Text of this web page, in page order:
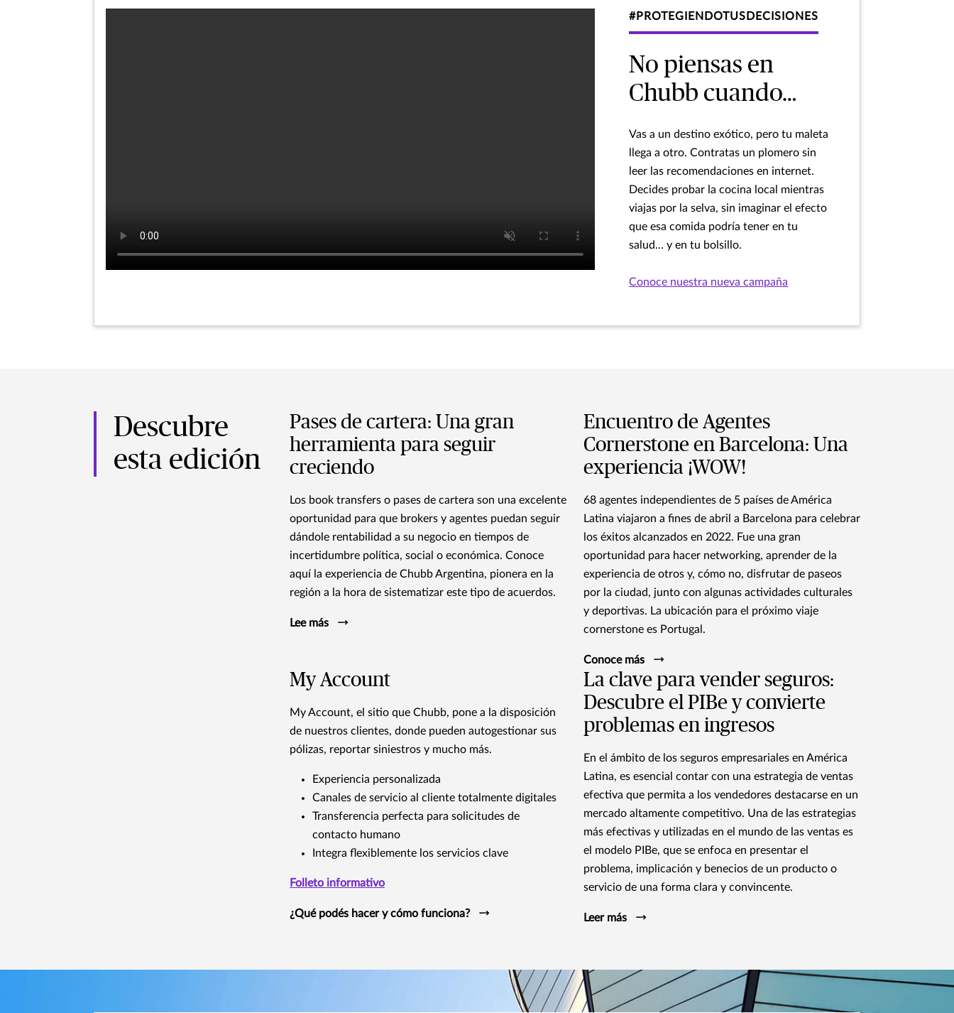
#PROTEGIENDOTUSDECISIONES
No piensas en
Chubb cuando…
Vas a un destino exótico, pero tu maleta
llega a otro. Contratas un plomero sin
leer las recomendaciones en internet.
Decides probar la cocina local mientras
viajas por la selva, sin imaginar el efecto
que esa comida podría tener en tu
salud… y en tu bolsillo.
Conoce nuestra nueva campaña
Descubre
esta edición
Pases de cartera: Una gran
herramienta para seguir
creciendo
Los book transfers o pases de cartera son una excelente
oportunidad para que brokers y agentes puedan seguir
dándole rentabilidad a su negocio en tiempos de
incertidumbre política, social o económica. Conoce
aquí la experiencia de Chubb Argentina, pionera en la
región a la hora de sistematizar este tipo de acuerdos.
Lee más
Encuentro de Agentes
Cornerstone en Barcelona: Una
experiencia ¡WOW!
68 agentes independientes de 5 países de América
Latina viajaron a fines de abril a Barcelona para celebrar
los éxitos alcanzados en 2022. Fue una gran
oportunidad para hacer networking, aprender de la
experiencia de otros y, cómo no, disfrutar de paseos
por la ciudad, junto con algunas actividades culturales
y deportivas. La ubicación para el próximo viaje
cornerstone es Portugal.
Conoce más
My Account
My Account, el sitio que Chubb, pone a la disposición
de nuestros clientes, donde pueden autogestionar sus
pólizas, reportar siniestros y mucho más.
Experiencia personalizada
Canales de servicio al cliente totalmente digitales
Transferencia perfecta para solicitudes de
contacto humano
Integra flexiblemente los servicios clave
Folleto informativo
¿Qué podés hacer y cómo funciona?
La clave para vender seguros:
Descubre el PIBe y convierte
problemas en ingresos
En el ámbito de los seguros empresariales en América
Latina, es esencial contar con una estrategia de ventas
efectiva que permita a los vendedores destacarse en un
mercado altamente competitivo. Una de las estrategias
más efectivas y utilizadas en el mundo de las ventas es
el modelo PIBe, que se enfoca en presentar el
problema, implicación y benecios de un producto o
servicio de una forma clara y convincente.
Leer más